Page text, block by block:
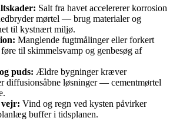
Salt fra havet accelererer korrosion
mørtel — brug materialer og
til kystnært miljø.
Manglende fugtmålinger eller forkert
til skimmelsvamp og genbesøg af
puds: Ældre bygninger kræver
diffusionsåbne løsninger — cementmørtel
vejr: Vind og regn ved kysten påvirker
buffer i tidsplanen.